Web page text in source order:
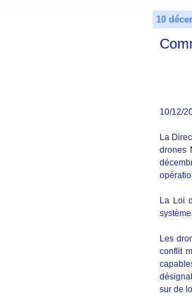
10
10/12/
La
drones
La Loi
Les
conflit
sur de